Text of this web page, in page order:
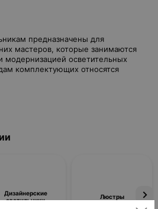
предназначены для
мастеров, которые занимаются
модернизацией осветительных
комплектующих относятся
Дизайнерские
светильники
Люстры